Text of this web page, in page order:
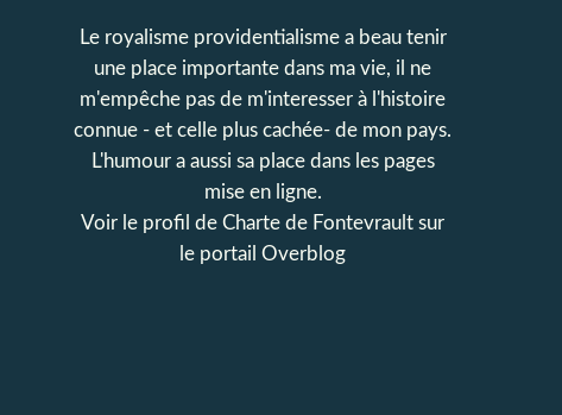
Le royalisme providentialisme a beau tenir
une place importante dans ma vie, il ne
m'empêche pas de m'interesser à l'histoire
connue - et celle plus cachée- de mon pays.
L'humour a aussi sa place dans les pages
mise en ligne.
Voir le profil de Charte de Fontevrault sur
le portail Overblog